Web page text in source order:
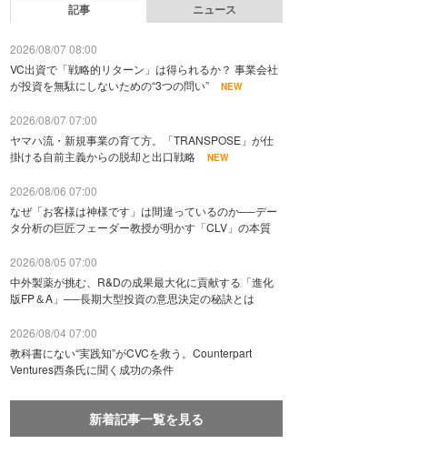
記事 ニュース
2026/08/07 08:00
VC出資で「戦略的リターン」は得られるか？ 事業会社
が投資を無駄にしないための“3つの問い”
NEW
2026/08/07 07:00
ヤマハ流・新規事業の育て方。「TRANSPOSE」が仕
掛ける自前主義からの脱却と出口戦略
NEW
2026/08/06 07:00
なぜ「お客様は神様です」は間違っているのか──デー
タ分析の巨匠フェーダー教授が明かす「CLV」の本質
2026/08/05 07:00
中外製薬が挑む、R&Dの成果最大化に貢献する「進化
版FP＆A」──長期大型投資の意思決定の秘訣とは
2026/08/04 07:00
教科書にない“実践知”がCVCを救う。Counterpart
Ventures西条氏に聞く成功の条件
新着記事一覧を見る